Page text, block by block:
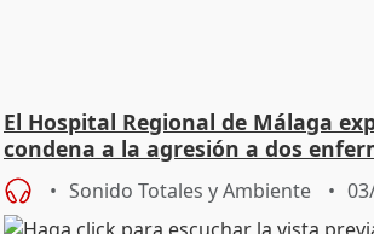
El Hospital Regional de Málaga
condena a la agresión a dos
Urgencias
Sonido Totales y Ambiente